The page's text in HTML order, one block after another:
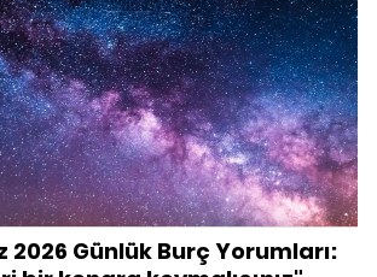
2026 Günlük Burç Yorumları: